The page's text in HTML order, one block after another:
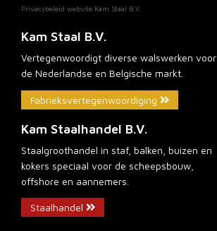
Privacybeleid website Kam Staal B.V.
Kam Staal B.V.
Vertegenwoordigt diverse walswerken voor
de Nederlandse en Belgische markt.
Fabrieksvertegenwoordiging
Kam Staalhandel B.V.
Staalgroothandel in staf, balken, buizen en
kokers speciaal voor de scheepsbouw,
offshore en aannemers.
Staalhandel